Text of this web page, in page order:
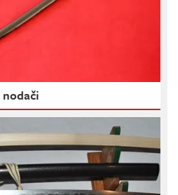
nodači